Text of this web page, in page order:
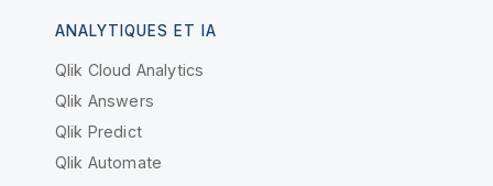
ANALYTIQUES ET IA
Qlik Cloud Analytics
Qlik Answers
Qlik Predict
Qlik Automate